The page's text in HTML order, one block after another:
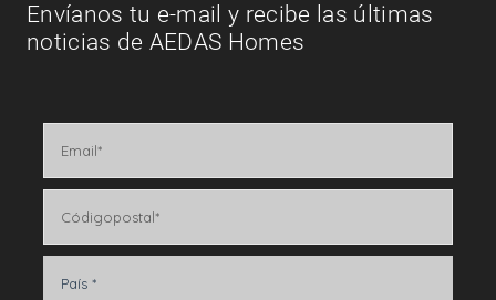
Envíanos tu e-mail y recibe las últimas
noticias de AEDAS Homes